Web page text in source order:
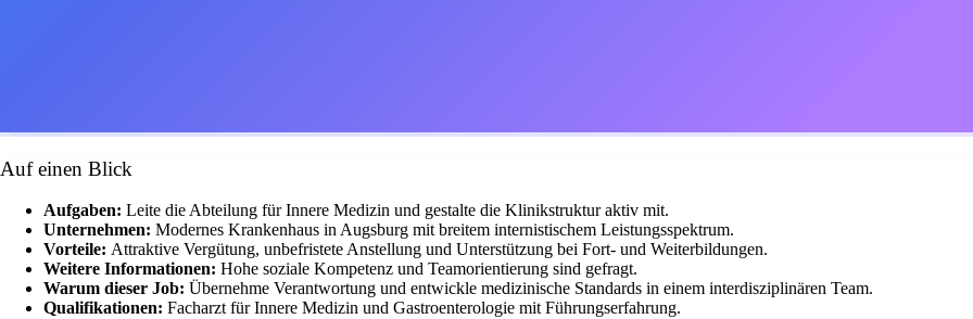
Auf einen Blick
Aufgaben: Leite die Abteilung für Innere Medizin und gestalte die Klinikstruktur aktiv mit.
Unternehmen: Modernes Krankenhaus in Augsburg mit breitem internistischem Leistungsspektrum.
Vorteile: Attraktive Vergütung, unbefristete Anstellung und Unterstützung bei Fort- und Weiterbildungen.
Weitere Informationen: Hohe soziale Kompetenz und Teamorientierung sind gefragt.
Warum dieser Job: Übernehme Verantwortung und entwickle medizinische Standards in einem interdisziplinären Team.
Qualifikationen: Facharzt für Innere Medizin und Gastroenterologie mit Führungserfahrung.